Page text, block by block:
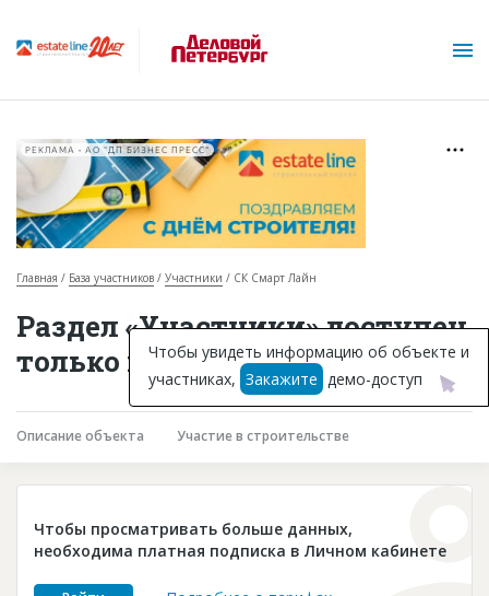
Горячие объекты
База строящихся объектов
Инвестпроекты
Глоссарий
Платные услуги
Пресс-релизы
РЕКЛАМА • АО "ДП БИЗНЕС ПРЕСС"
Главная База участников Участники СК Смарт Лайн
Раздел «Участники» доступен
только подписчикам
Описание объекта Участие в строительстве
Чтобы просматривать больше данных,
необходима платная подписка в Личном кабинете
Чтобы увидеть информацию об объекте и
участниках, Закажите демо-доступ